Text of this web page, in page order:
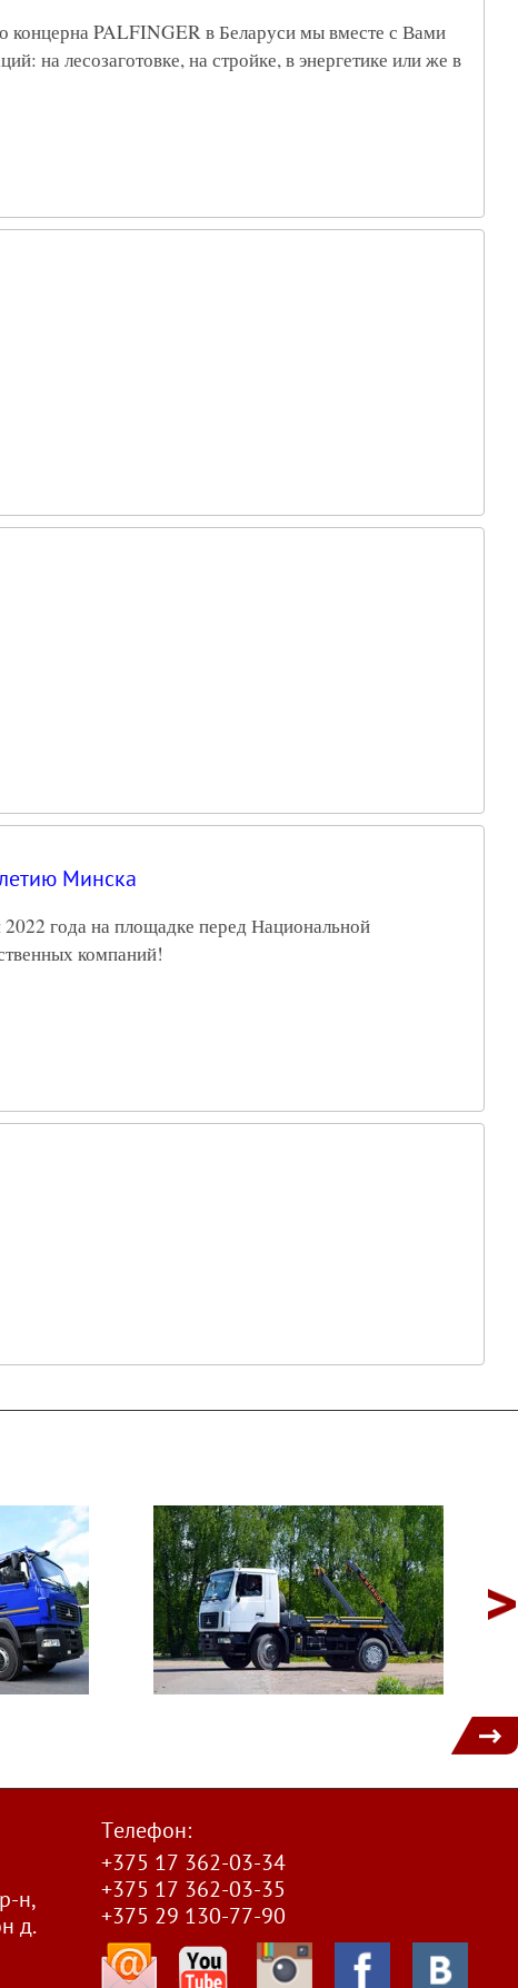
концерна PALFINGER в Беларуси мы вместе с Вами
на лесозаготовке, на стройке, в энергетике или же в
Минска
года на площадке перед Национальной
компаний!
н,
д.
Телефон:
+375 17 362-03-34
+375 17 362-03-35
+375 29 130-77-90